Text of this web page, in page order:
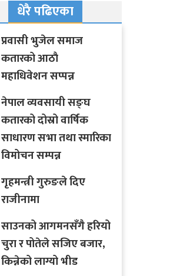
धेरै पढिएका
प्रवासी भुजेल समाज
कतारको आठाै
महाधिवेशन सप्पन्न
नेपाल व्यवसायी सङ्घ
कतारको दोस्रो वार्षिक
साधारण सभा तथा स्मारिका
विमोचन सम्पन्न
गृहमन्त्री गुरुङले दिए
राजीनामा
साउनको आगमनसँगै हरियो
चुरा र पोतेले सजिए बजार,
किन्नेको लाग्यो भीड